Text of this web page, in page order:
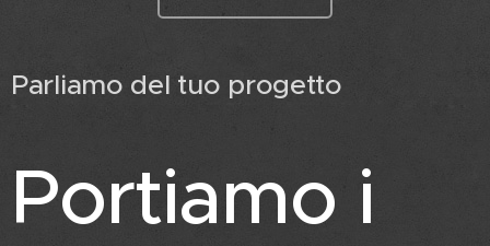
Parliamo del tuo progetto
Portiamo i